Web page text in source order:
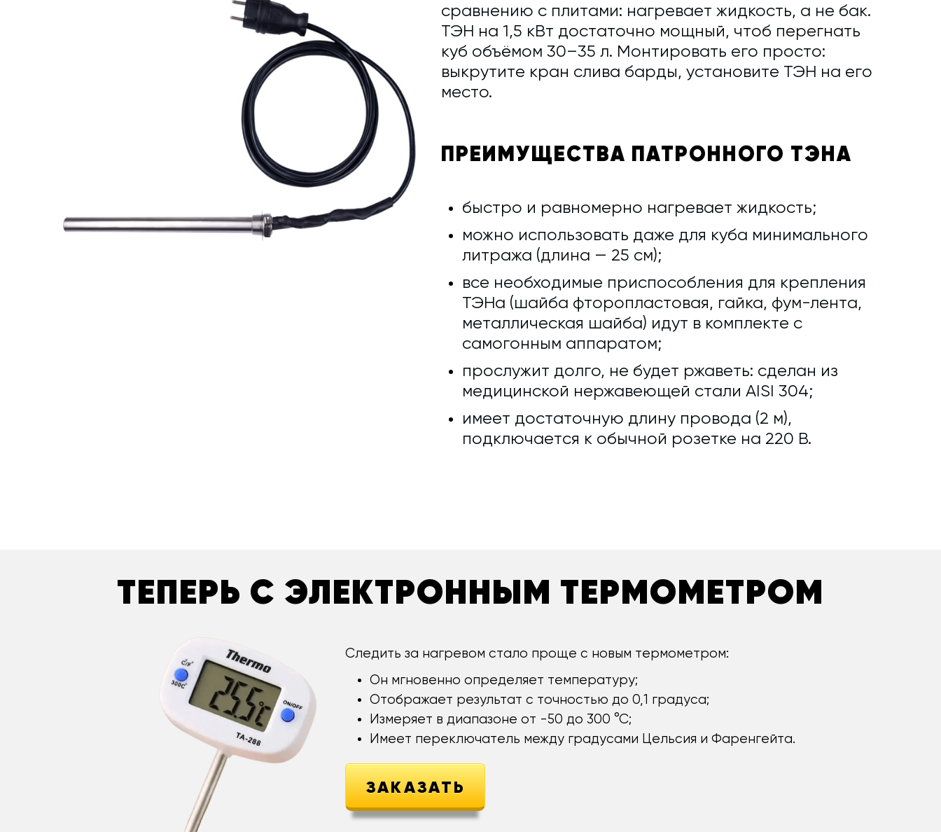
сравнению с плитами: нагревает жидкость, а не бак.
ТЭН на 1,5 кВт достаточно мощный, чтоб перегнать
куб объёмом 30–35 л. Монтировать его просто:
выкрутите кран слива барды, установите ТЭН на его
место.
ПРЕИМУЩЕСТВА ПАТРОННОГО ТЭНА
быстро и равномерно нагревает жидкость;
можно использовать даже для куба минимального
литража (длина — 25 см);
все необходимые приспособления для крепления
ТЭНа (шайба фторопластовая, гайка, фум-лента,
металлическая шайба) идут в комплекте с
самогонным аппаратом;
прослужит долго, не будет ржаветь: сделан из
медицинской нержавеющей стали AISI 304;
имеет достаточную длину провода (2 м),
подключается к обычной розетке на 220 В.
ТЕПЕРЬ С ЭЛЕКТРОННЫМ ТЕРМОМЕТРОМ
Следить за нагревом стало проще с новым термометром:
Он мгновенно определяет температуру;
Отображает результат с точностью до 0,1 градуса;
Измеряет в диапазоне от -50 до 300 °С;
Имеет переключатель между градусами Цельсия и Фаренгейта.
ЗАКАЗАТЬ